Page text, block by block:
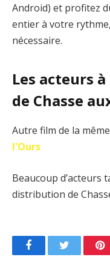
Android) et profitez
entier à votre
nécessaire.
Les acteurs
de Chasse
Autre film de la
l'Ours
Beaucoup d’acteurs
distribution de
FacebookTwitter